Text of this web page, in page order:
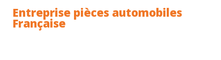
Entreprise pièces automobiles
Française